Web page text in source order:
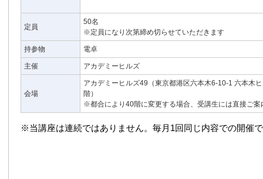
定員
50名
※定員になり次第締め切らせていただきます
持参物 電卓
主催 アカデミーヒルズ
会場
アカデミーヒルズ49（東京都港区六本木6-10-1 六本木
階）
※都合により40階に変更する場合、受講生には直接ご案
※当講座は連続ではありません。毎月1回同じ内容での開催